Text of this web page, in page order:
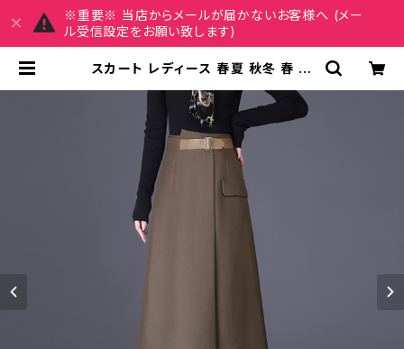
※重要※ 当店からメールが届かないお客様へ (メー
ル受信設定をお願い致します)
スカート レディース 春夏 秋冬 春 夏
ート ミディアム丈 ミモレ丈 ミモレス
カート ひざ丈スカート モード 韓国 フ
ァッション きれいめ オフィスカジュア
ル 上品 ミディアム ひざ下 ひざ丈 ブラ
ック カーキ ブラウン オフィス カジュ
アル OL 上品 大人 10代 20代 30代
40代 C-SAW0024 | REIRSE レ
イルセ 20代,30代,40代 レディース
ファッション 通販